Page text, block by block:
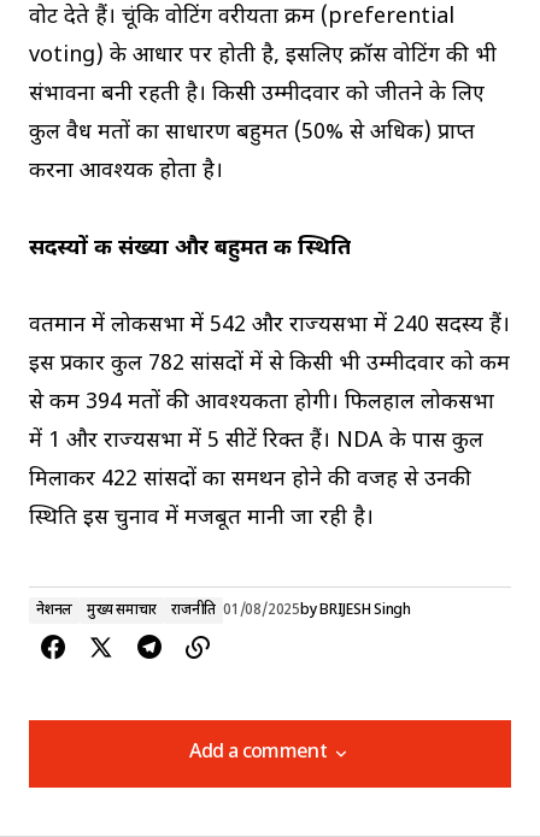
वोट देते हैं। चूंकि वोटिंग वरीयता क्रम (preferential
voting) के आधार पर होती है, इसलिए क्रॉस वोटिंग की भी
संभावना बनी रहती है। किसी उम्मीदवार को जीतने के लिए
कुल वैध मतों का साधारण बहुमत (50% से अधिक) प्राप्त
करना आवश्यक होता है।
सदस्यों की संख्या और बहुमत की स्थिति
वर्तमान में लोकसभा में 542 और राज्यसभा में 240 सदस्य हैं।
इस प्रकार कुल 782 सांसदों में से किसी भी उम्मीदवार को कम
से कम 394 मतों की आवश्यकता होगी। फिलहाल लोकसभा
में 1 और राज्यसभा में 5 सीटें रिक्त हैं। NDA के पास कुल
मिलाकर 422 सांसदों का समर्थन होने की वजह से उनकी
स्थिति इस चुनाव में मजबूत मानी जा रही है।
नेशनल मुख्य समाचार राजनीति 01/08/2025byBRIJESH Singh
Add a comment
Add a comment